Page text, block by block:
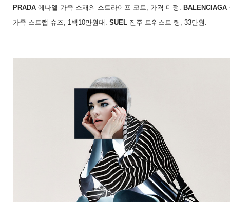
PRADA 에나멜 가죽 소재의 스트라이프 코트 가격 미정 BALENCIAGA
가죽 스트랩 슈즈 , 1 백 10만원대 SUEL 진주 트위스트 링 , 33만원